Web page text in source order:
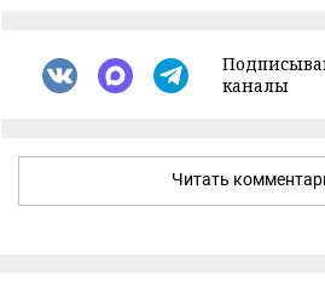
каналы
Читать